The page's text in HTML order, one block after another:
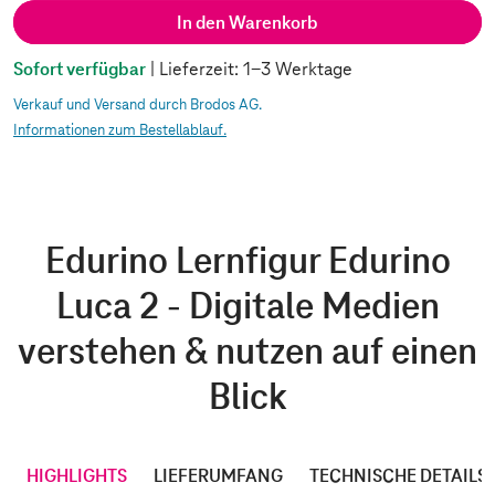
In den Warenkorb
Sofort verfügbar | Lieferzeit: 1-3 Werktage
Verkauf und Versand durch Brodos AG.
Informationen zum Bestellablauf.
Edurino Lernfigur Edurino
Luca 2 - Digitale Medien
verstehen & nutzen auf einen
Blick
HIGHLIGHTS LIEFERUMFANG TECHNISCHE DETAILS